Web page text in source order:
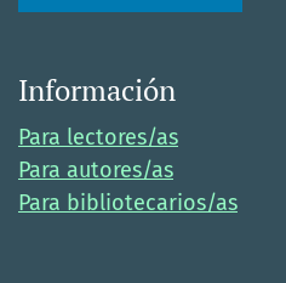
Información
Para lectores/as
Para autores/as
Para bibliotecarios/as